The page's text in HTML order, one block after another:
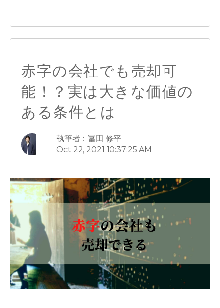
赤字の会社でも売却可
能！？実は大きな価値の
ある条件とは
執筆者：冨田 修平
Oct 22, 2021 10:37:25 AM